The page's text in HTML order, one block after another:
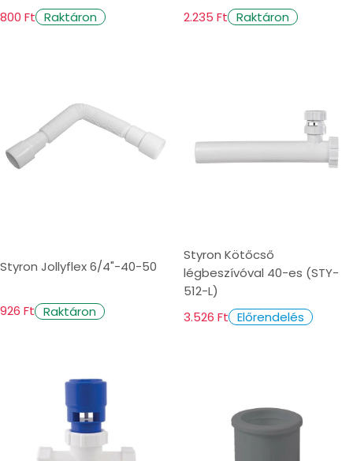
800 Ft Raktáron
2.235 Ft Raktáron
Styron Jollyflex 6/4"-40-50
926 Ft Raktáron
Styron Kötőcső
légbeszívóval 40-es (STY-
512-L)
3.526 Ft Előrendelés